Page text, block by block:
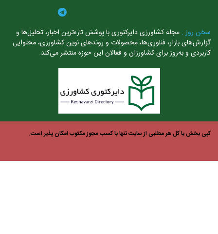
روز :مجله کشاورزی دایرکتوری با پوشش تازه‌ترین اخبار، تحلیل‌ها و
بازار، فناوری‌ها، محصولات و روندهای نوین کشاورزی، محتوایی
و به‌روز برای کشاورزان و فعالان این حوزه منتشر می‌کند.
بخش یا کل هر مطلبی از سایت تنها با کسب مجوز مکتوب امکان پذیر است.